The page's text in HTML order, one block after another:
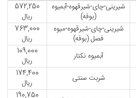
شیرینی-چای-شیرقهوه-آبمیوه
(بوفه)
572,250
ریال
شیرینی-چای-شیرقهوه-میوه
فصل (بوفه)
763,000
ریال
آبمیوه نکتار
109,000
ریال
شربت سنتی
174,400
ریال
190,750